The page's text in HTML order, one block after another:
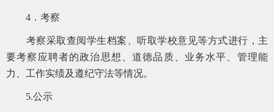
4．考察
考察采取查阅学生档案、听取学校意见等方式进行，主
要考察应聘者的政治思想、道德品质、业务水平、管理能
力、工作实绩及遵纪守法等情况。
5.公示